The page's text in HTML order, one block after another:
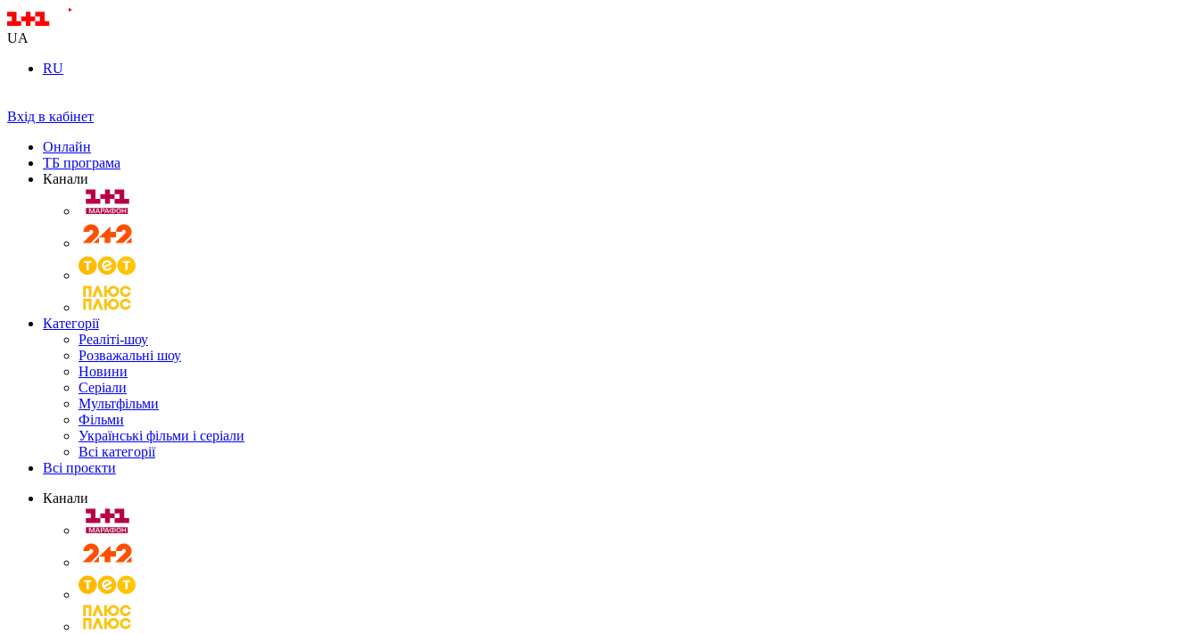
UA
RU
Вхід в кабінет
Онлайн
ТБ програма
Канали
Категорії
Реаліті-шоу
Розважальні шоу
Новини
Серіали
Мультфільми
Фільми
Українські фільми і серіали
Всі категорії
Всі проєкти
Канали